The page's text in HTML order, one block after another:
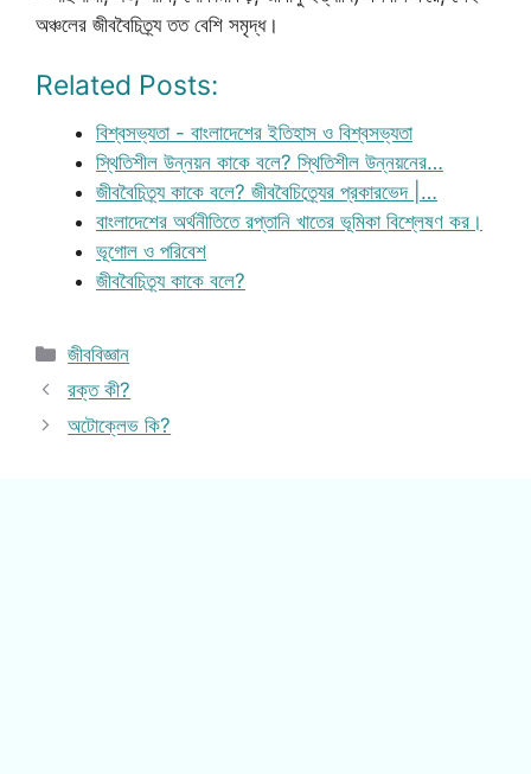
অঞ্চলের জীববৈচিত্র্য তত বেশি সমৃদ্ধ।
Related Posts:
বিশ্বসভ্যতা - বাংলাদেশের ইতিহাস ও বিশ্বসভ্যতা
স্থিতিশীল উন্নয়ন কাকে বলে? স্থিতিশীল উন্নয়নের…
জীববৈচিত্র্য কাকে বলে? জীববৈচিত্র্যের প্রকারভেদ |…
বাংলাদেশের অর্থনীতিতে রপ্তানি খাতের ভূমিকা বিশ্লেষণ কর।
ভূগোল ও পরিবেশ
জীববৈচিত্র্য কাকে বলে?
Categories
জীববিজ্ঞান
রক্ত কী?
অটোক্লেভ কি?